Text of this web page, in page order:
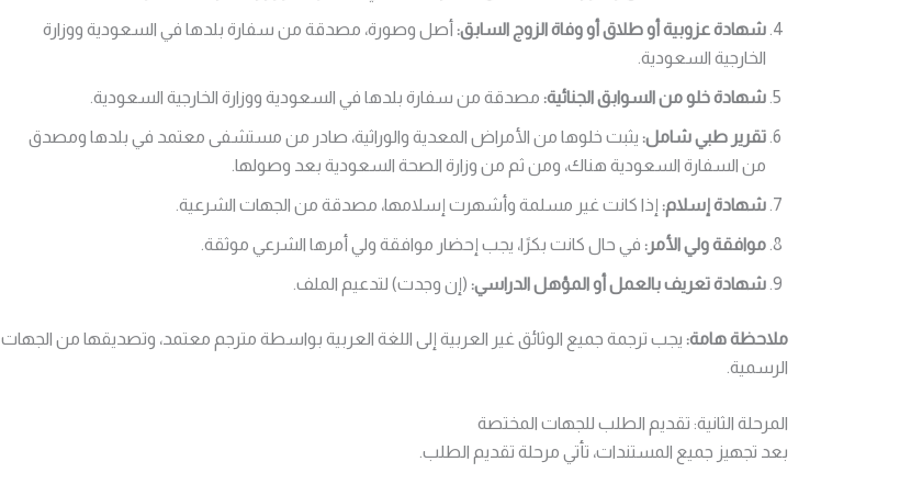
شهادة عزوبية أو طلاق أو وفاة الزوج السابق: أصل وصورة، مصدقة من سفارة بلدها في السعودية ووزارة
الخارجية السعودية.
شهادة خلو من السوابق الجنائية: مصدقة من سفارة بلدها في السعودية ووزارة الخارجية السعودية.
تقرير طبي شامل: يثبت خلوها من الأمراض المعدية والوراثية، صادر من مستشفى معتمد في بلدها ومصدق
من السفارة السعودية هناك، ومن ثم من وزارة الصحة السعودية بعد وصولها.
شهادة إسلام: إذا كانت غير مسلمة وأشهرت إسلامها، مصدقة من الجهات الشرعية.
موافقة ولي الأمر: في حال كانت بكرًا، يجب إحضار موافقة ولي أمرها الشرعي موثقة.
شهادة تعريف بالعمل أو المؤهل الدراسي: (إن وجدت) لتدعيم الملف.
ملاحظة هامة: يجب ترجمة جميع الوثائق غير العربية إلى اللغة العربية بواسطة مترجم معتمد، وتصديقها من الجهات
الرسمية.
المرحلة الثانية: تقديم الطلب للجهات المختصة
بعد تجهيز جميع المستندات، تأتي مرحلة تقديم الطلب.